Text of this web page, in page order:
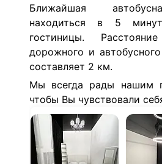
Ближайшая
находиться в 5
гостиницы.
дорожного и
составляет 2 км.
Мы всегда рады нашим
чтобы Вы чувствовали